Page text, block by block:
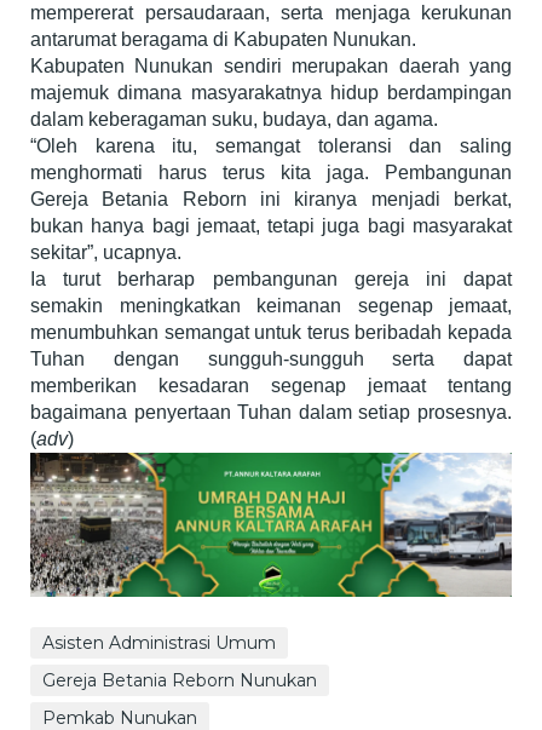
mempererat persaudaraan, serta menjaga kerukunan
antarumat beragama di Kabupaten Nunukan.
Kabupaten Nunukan sendiri merupakan daerah yang
majemuk dimana masyarakatnya hidup berdampingan
dalam keberagaman suku, budaya, dan agama.
“Oleh karena itu, semangat toleransi dan saling
menghormati harus terus kita jaga. Pembangunan
Gereja Betania Reborn ini kiranya menjadi berkat,
bukan hanya bagi jemaat, tetapi juga bagi masyarakat
sekitar”, ucapnya.
Ia turut berharap pembangunan gereja ini dapat
semakin meningkatkan keimanan segenap jemaat,
menumbuhkan semangat untuk terus beribadah kepada
Tuhan dengan sungguh-sungguh serta dapat
memberikan kesadaran segenap jemaat tentang
bagaimana penyertaan Tuhan dalam setiap prosesnya.
(adv)
Asisten Administrasi Umum
Gereja Betania Reborn Nunukan
Pemkab Nunukan